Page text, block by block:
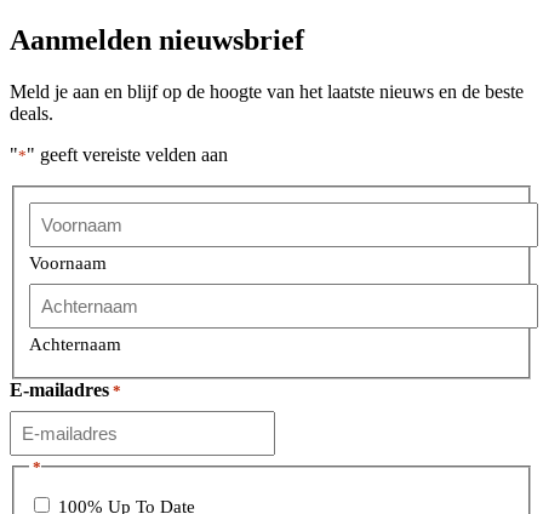
Aanmelden nieuwsbrief
Meld je aan en blijf op de hoogte van het laatste nieuws en de beste
deals.
"*" geeft vereiste velden aan
Voornaam
Achternaam
E-mailadres *
*
100% Up To Date